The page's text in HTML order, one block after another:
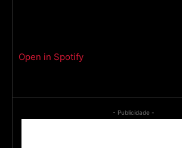
Open in Spotify
- Publicidade -